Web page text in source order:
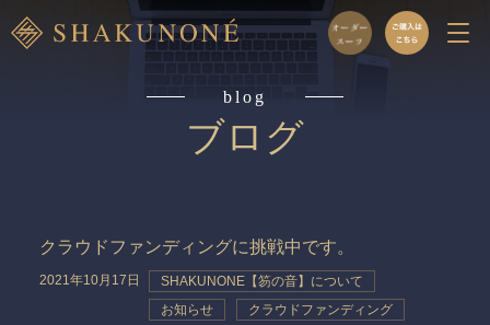
blog
ブログ
クラウドファンディングに挑戦中です。
2021年10月17日
SHAKUNONE【笏の音】について
お知らせ
クラウドファンディング